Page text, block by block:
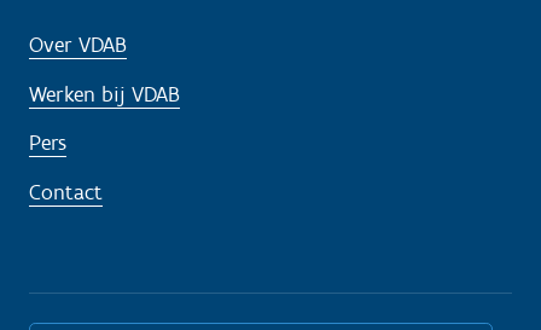
Over VDAB
Werken bij VDAB
Pers
Contact